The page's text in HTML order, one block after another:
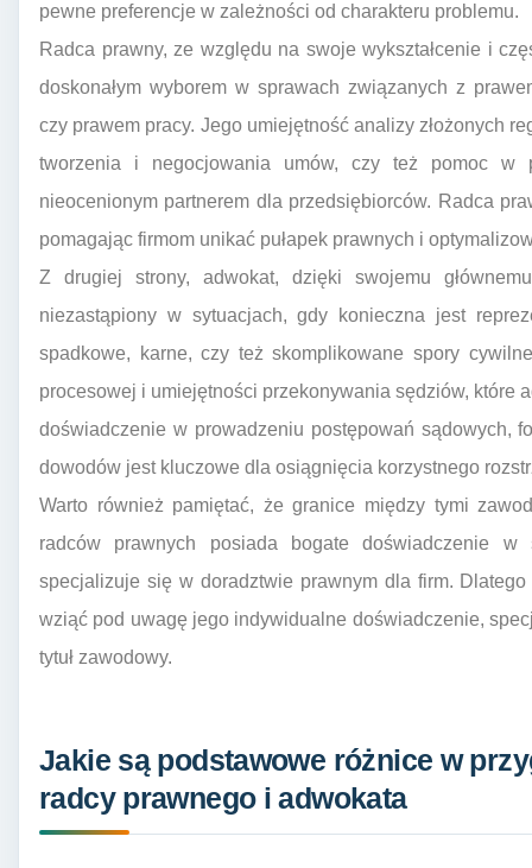
pewne preferencje w zależności od charakteru problemu.
Radca prawny, ze względu na swoje wykształcenie i
doskonałym wyborem w sprawach związanych z
czy prawem pracy. Jego umiejętność analizy złożonych
tworzenia i negocjowania umów, czy też pomoc w
nieocenionym partnerem dla przedsiębiorców. Radca
pomagając firmom unikać pułapek prawnych i
Z drugiej strony, adwokat, dzięki swojemu
niezastąpiony w sytuacjach, gdy konieczna jest
spadkowe, karne, czy też skomplikowane spory
procesowej i umiejętności przekonywania sędziów, które
doświadczenie w prowadzeniu postępowań sądowych,
dowodów jest kluczowe dla osiągnięcia korzystnego
Warto również pamiętać, że granice między tymi
radców prawnych posiada bogate doświadczenie
specjalizuje się w doradztwie prawnym dla firm.
wziąć pod uwagę jego indywidualne doświadczenie,
tytuł zawodowy.
Jakie są podstawowe różnice w
radcy prawnego i adwokata